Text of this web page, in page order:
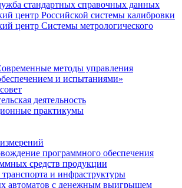
стандартных справочных данных
центр Российской системы калибровки
центр Системы метрологического
методы управления
и испытаниями»
деятельность
практикумы
программного обеспечения
средств продукции
и инфраструктуры
автоматов с денежным выигрышем